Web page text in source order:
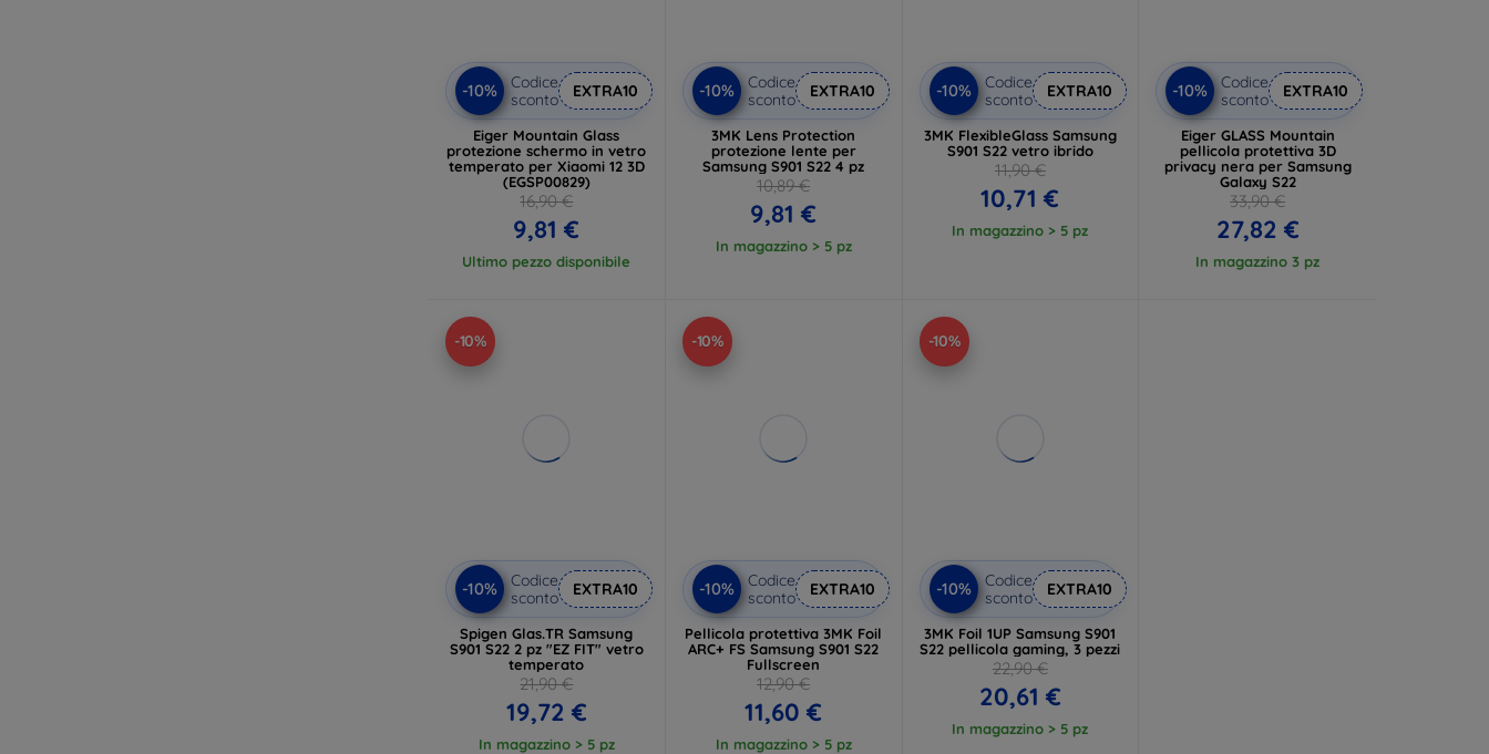
-10%
Codice
sconto
EXTRA10
Eiger Mountain Glass
protezione schermo in vetro
temperato per Xiaomi 12 3D
(EGSP00829)
16,90 €
9,81 €
Ultimo pezzo disponibile
-10%
Codice
sconto
EXTRA10
3MK Lens Protection
protezione lente per
Samsung S901 S22 4 pz
10,89 €
9,81 €
In magazzino > 5 pz
-10%
Codice
sconto
EXTRA10
3MK FlexibleGlass Samsung
S901 S22 vetro ibrido
11,90 €
10,71 €
In magazzino > 5 pz
-10%
Codice
sconto
EXTRA10
Eiger GLASS Mountain
pellicola protettiva 3D
privacy nera per Samsung
Galaxy S22
33,90 €
27,82 €
In magazzino 3 pz
-10%
-10%
Codice
sconto
EXTRA10
Spigen Glas.TR Samsung
S901 S22 2 pz "EZ FIT" vetro
temperato
21,90 €
19,72 €
In magazzino > 5 pz
-10%
-10%
Codice
sconto
EXTRA10
Pellicola protettiva 3MK Foil
ARC+ FS Samsung S901 S22
Fullscreen
12,90 €
11,60 €
In magazzino > 5 pz
-10%
-10%
Codice
sconto
EXTRA10
3MK Foil 1UP Samsung S901
S22 pellicola gaming, 3 pezzi
22,90 €
20,61 €
In magazzino > 5 pz